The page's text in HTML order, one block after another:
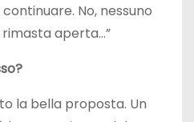
No, nessuno
aperta…”
la bella proposta. Un